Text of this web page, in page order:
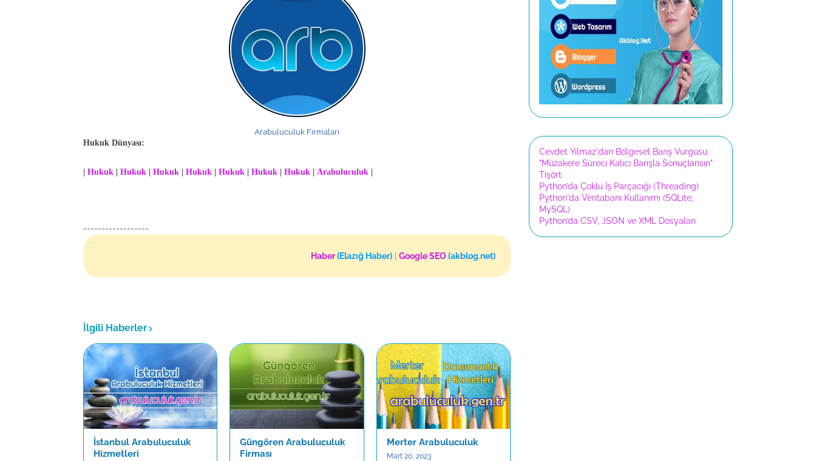
Arabuluculuk Firmaları
Hukuk Dünyası:
Hukuk Hukuk Hukuk Hukuk Hukuk Hukuk Hukuk Arabuluculuk
------------------
Haber(Elazığ Haber) Google SEO(akblog.net)
İlgili Haberler
İstanbul Arabuluculuk
Hizmetleri
Güngören Arabuluculuk
Firması
Merter Arabuluculuk
Mart 20, 2023
Cevdet Yılmaz'dan Bölgesel Barış Vurgusu:
"Müzakere Süreci Kalıcı Barışla Sonuçlansın"
Tişört
Python’da Çoklu İş Parçacığı (Threading)
Python'da Veritabanı Kullanımı (SQLite,
MySQL)
Python’da CSV, JSON ve XML Dosyaları